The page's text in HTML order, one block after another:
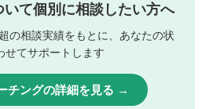
て個別に相談したい方へ
の相談実績をもとに、あなたの状
せてサポートします
チングの詳細を見る →